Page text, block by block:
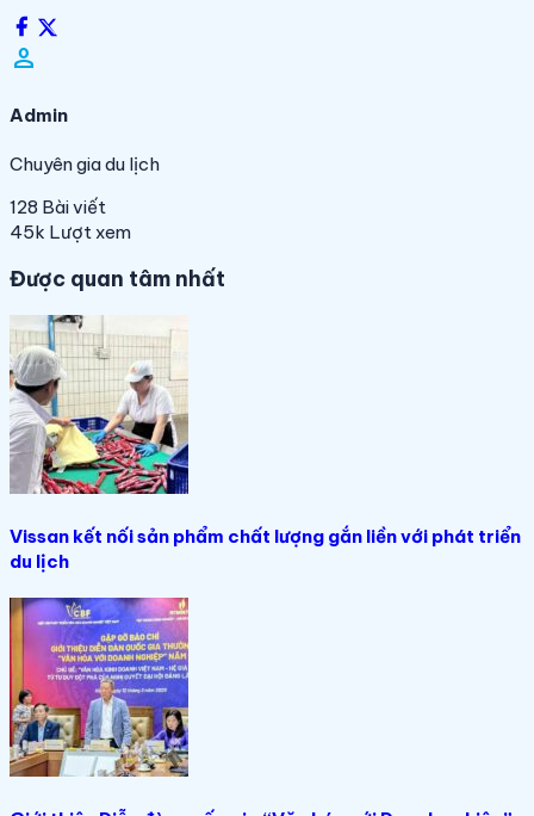
person_filled
Admin
Chuyên gia du lịch
128 Bài viết
45k Lượt xem
Được quan tâm nhất
Vissan kết nối sản phẩm chất lượng gắn liền với phát triển
du lịch